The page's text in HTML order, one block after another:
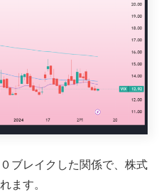
ブレイクした関係で、株式
ます。